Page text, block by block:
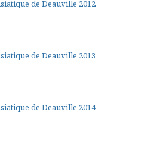
de Deauville 2012
de Deauville 2013
de Deauville 2014